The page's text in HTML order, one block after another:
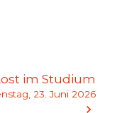
im Studium
23. Juni 2026